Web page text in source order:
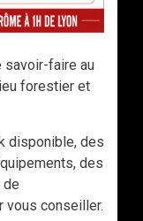
+
/ VOIRIE.
savoir-faire au
forestier et
disponible, des
des
de
vous conseiller.